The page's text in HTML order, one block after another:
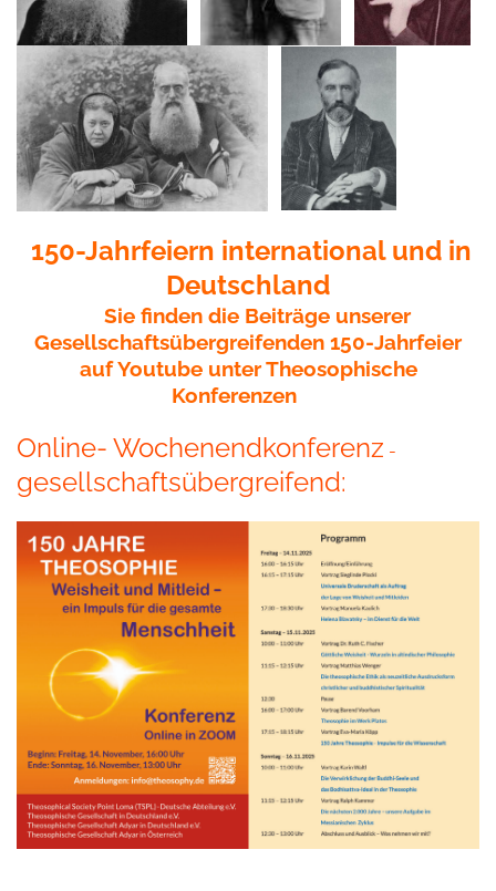
150-Jahrfeiern international und in
Deutschland
Sie finden die Beiträge unserer
Gesellschaftsübergreifenden 150-Jahrfeier
auf Youtube unter Theosophische
Konferenzen
Online- Wochenendkonferenz -
gesellschaftsübergreifend: